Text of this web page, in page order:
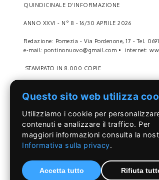
QUINDICINALE D’INFORMAZIONE
ANNO XXVI - N° 8 - 16/30 APRILE 2026
Redazione: Pomezia - Via Pordenone, 17 - Tel.
e-mail: pontinonuovo@gmail.com • internet:
STAMPATO IN 8.000 COPIE
Il responsabile Adriano Bevilacqua ha passato il
Staffetta nei VVFF
Reparti chiusi e cronica mancanza di personale
Ospedale depotenziato
Lo Fazio e Burrini denunciano i mancati impegni
©Il Pontino- Reg, Trib. Roma n.399/86 -
Questo sito web utilizza
Utilizziamo i cookie per
contenuti e analizzare il traffico. Per
maggiori informazioni consulta la
Informativa sulla privacy.
Accetta tutto Rifiuta